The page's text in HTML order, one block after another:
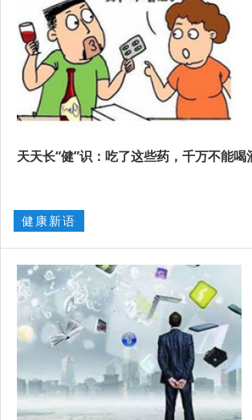
天天长“健”识：吃了这些药，千万不能喝
健康新语